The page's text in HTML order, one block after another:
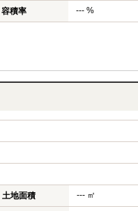
容積率 --- %
土地面積 --- ㎡